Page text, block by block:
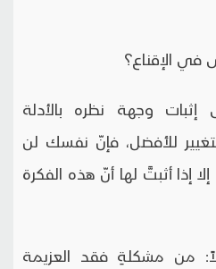
الإقناع؟
وجهة نظره بالأدلة
للأفضل، فإنّ نفسك لن
إذا أثبتَّ لها أنّ هذه الفكرة
من مشكلةِ فقد العزيمة